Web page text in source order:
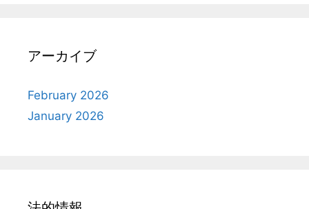
アーカイブ
February 2026
January 2026